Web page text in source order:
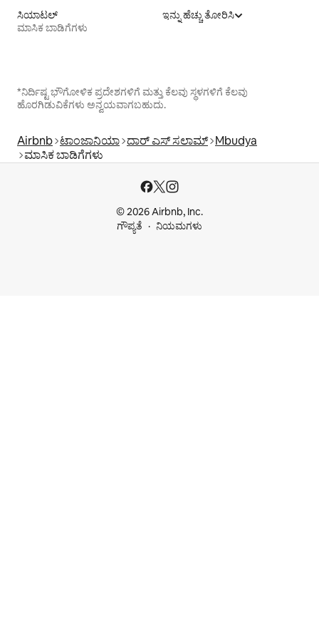
ಸಿಯಾಟಲ್
ಮಾಸಿಕ ಬಾಡಿಗೆಗಳು
ಇನ್ನು ಹೆಚ್ಚು ತೋರಿಸಿ
*ನಿರ್ದಿಷ್ಟ ಭೌಗೋಳಿಕ ಪ್ರದೇಶಗಳಿಗೆ ಮತ್ತು ಕೆಲವು ಸ್ಥಳಗಳಿಗೆ ಕೆಲವು
ಹೊರಗಿಡುವಿಕೆಗಳು ಅನ್ವಯವಾಗಬಹುದು.
Airbnb ಟಾಂಜಾನಿಯಾ ದಾರ್ ಎಸ್ ಸಲಾಮ್ Mbudya
ಮಾಸಿಕ ಬಾಡಿಗೆಗಳು
© 2026 Airbnb, Inc.
ಗೌಪ್ಯತೆ
ನಿಯಮಗಳು